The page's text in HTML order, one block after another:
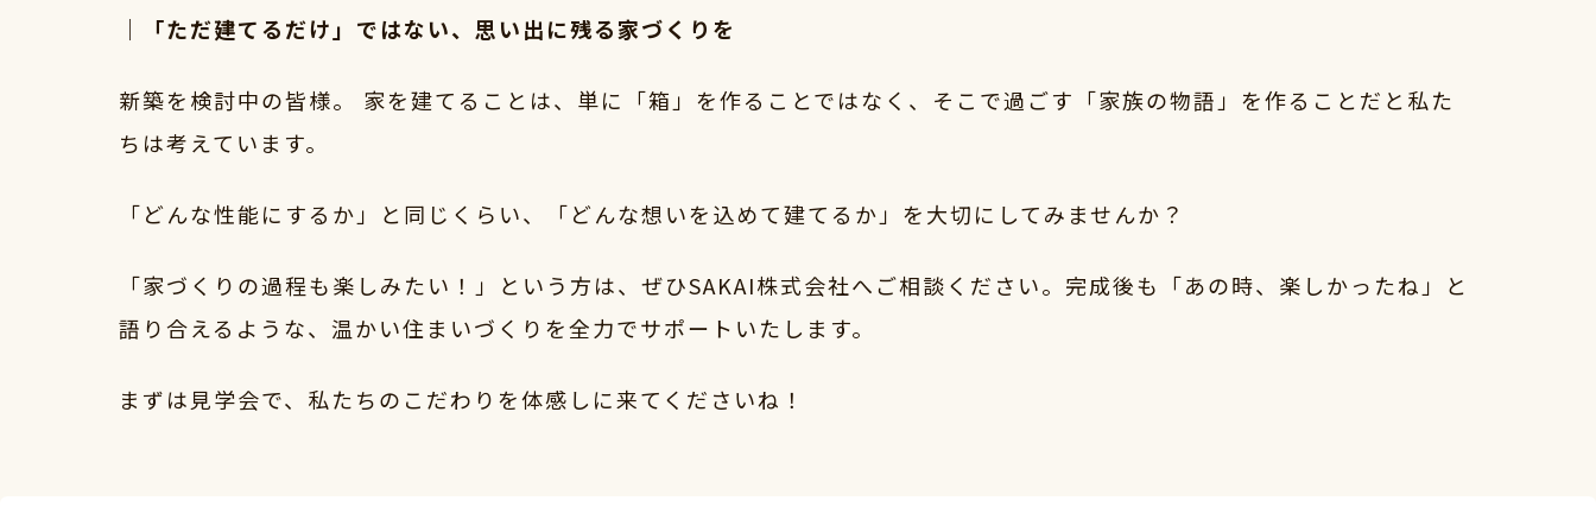
｜「ただ建てるだけ」ではない、思い出に残る家づくりを
新築を検討中の皆様。 家を建てることは、単に「箱」を作ることではなく、そこで過ごす「家族の物語」を作ることだと私た
ちは考えています。
「どんな性能にするか」と同じくらい、「どんな想いを込めて建てるか」を大切にしてみませんか？
「家づくりの過程も楽しみたい！」という方は、ぜひSAKAI株式会社へご相談ください。完成後も「あの時、楽しかったね」と
語り合えるような、温かい住まいづくりを全力でサポートいたします。
まずは見学会で、私たちのこだわりを体感しに来てくださいね！